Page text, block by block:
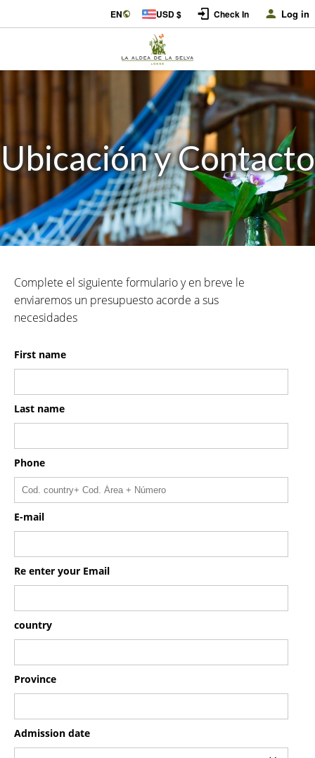
EN USD $ Check In Log in
Ubicación y Contacto
Complete el siguiente formulario y en breve le
enviaremos un presupuesto acorde a sus
necesidades
First name
Last name
Phone
E-mail
Re enter your Email
country
Province
Admission date